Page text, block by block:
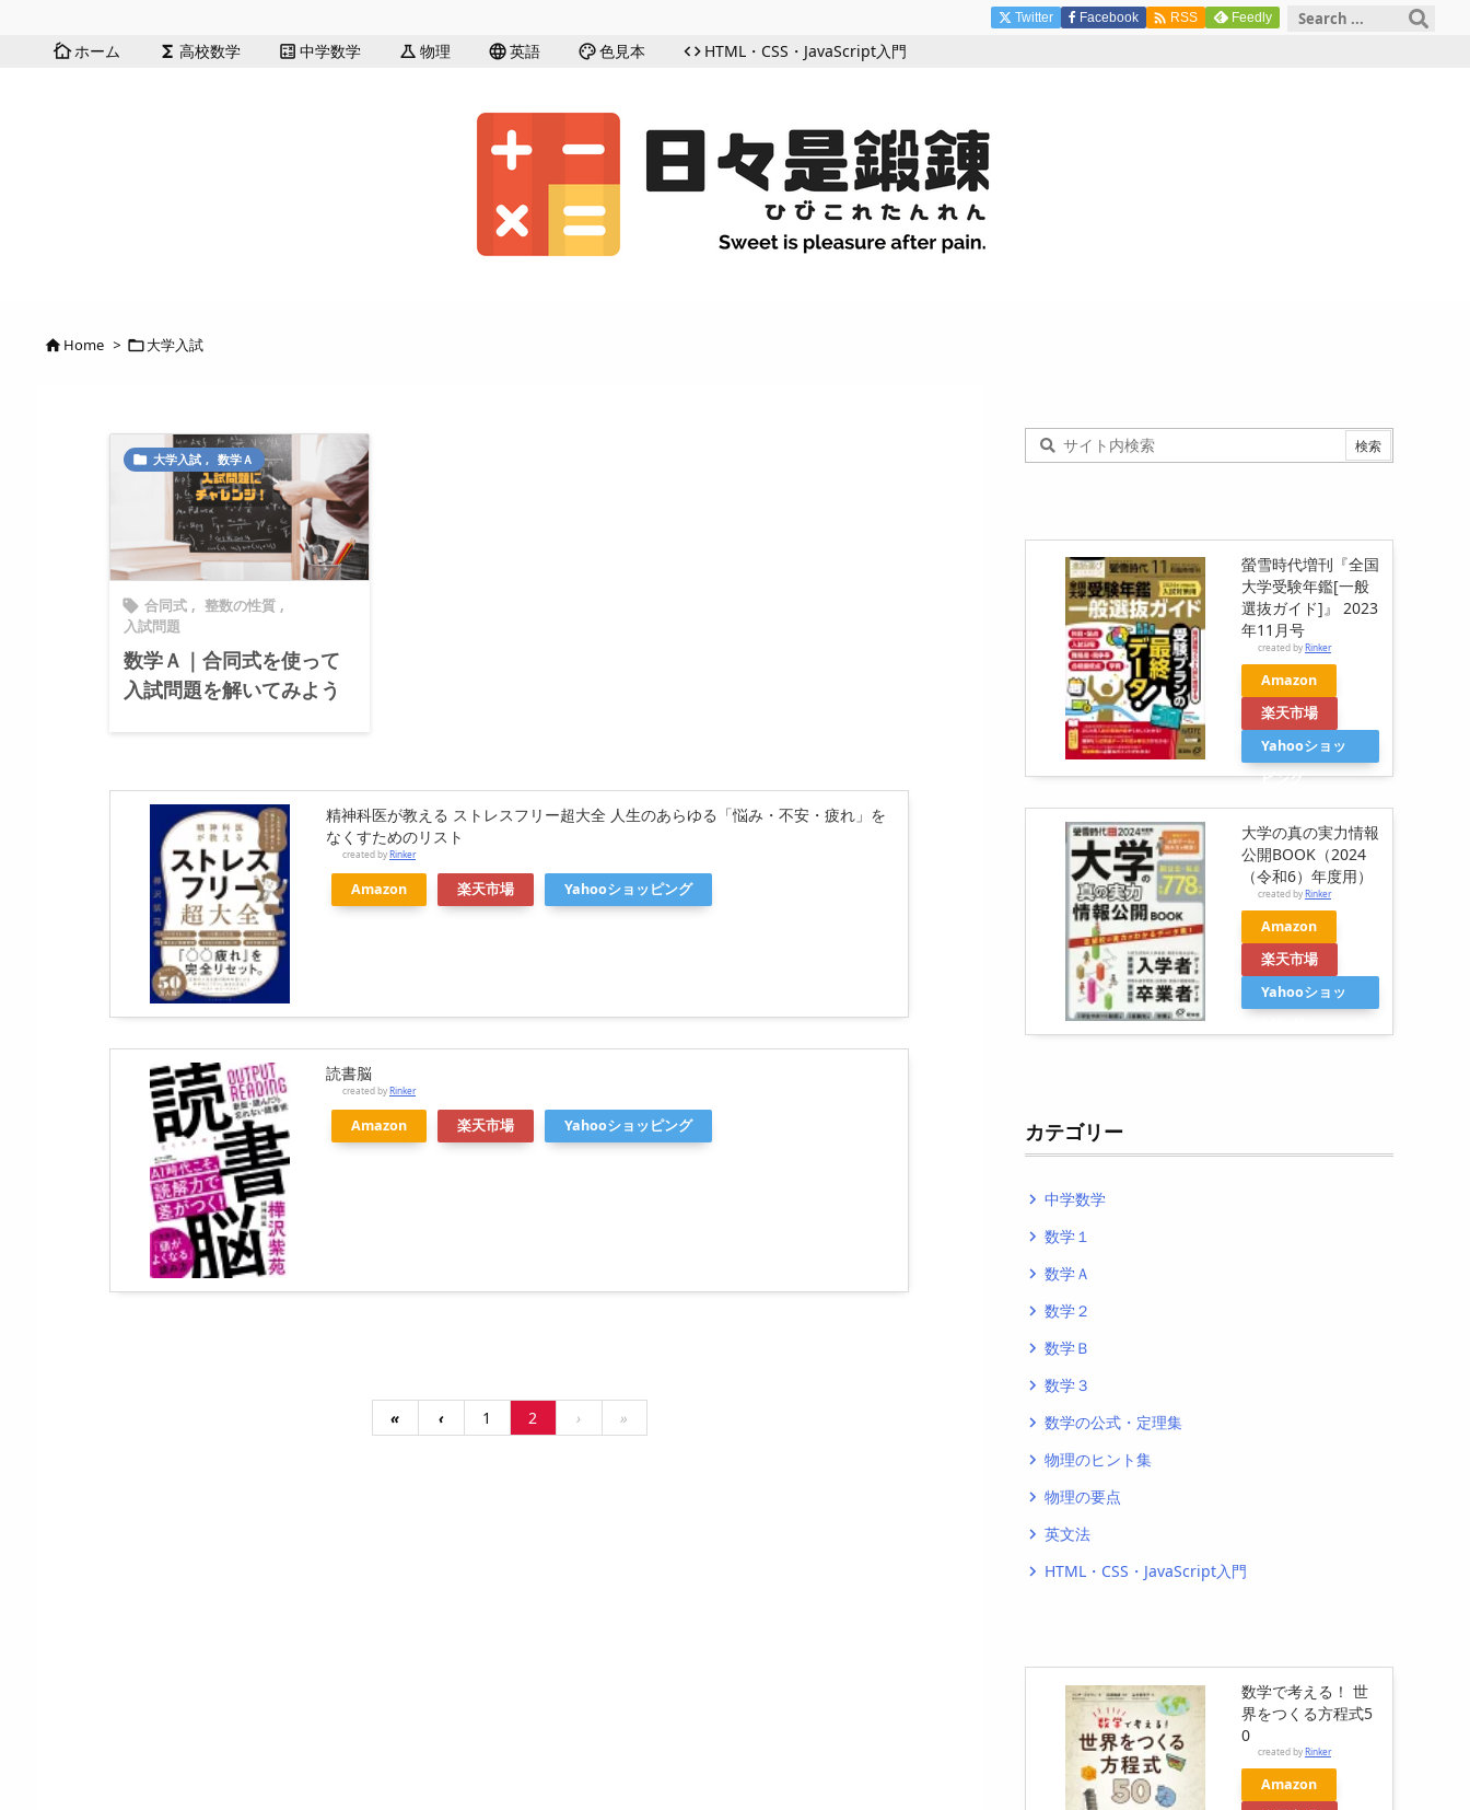
cottageホーム functions 高校数学 calculate 中学数学 science 物理 language英語 palette色見本 codeHTML・CSS・JavaScript入門
Twitter Facebook  RSS Feedly
Home > 大学入試
 大学入試 , 数学Ａ
 合同式 , 整数の性質 ,
入試問題
数学Ａ｜合同式を使って
入試問題を解いてみよう
精神科医が教える ストレスフリー超大全 人生のあらゆる「悩み・不安・疲れ」を
なくすためのリスト
created byRinker
Amazon 楽天市場 Yahooショッピング
読書脳
created byRinker
Amazon 楽天市場 Yahooショッピング
« ‹ 1 2 › »
螢雪時代増刊『全国
大学受験年鑑[一般
選抜ガイド]』 2023
年11月号
created byRinker
Amazon
楽天市場
Yahooショッ
ピング
大学の真の実力情報
公開BOOK（2024
（令和6）年度用）
created byRinker
Amazon
楽天市場
Yahooショッ
カテゴリー
navigate_next 中学数学
navigate_next 数学１
navigate_next 数学Ａ
navigate_next 数学２
navigate_next 数学Ｂ
navigate_next 数学３
navigate_next 数学の公式・定理集
navigate_next 物理のヒント集
navigate_next 物理の要点
navigate_next 英文法
navigate_next HTML・CSS・JavaScript入門
数学で考える！ 世
界をつくる方程式5
0
created by Rinker
Amazon